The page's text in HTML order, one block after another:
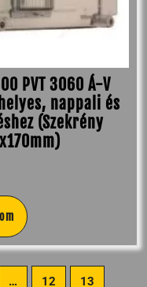
PVT 3060 Á-V
nappali és
(Szekrény
… 12 13